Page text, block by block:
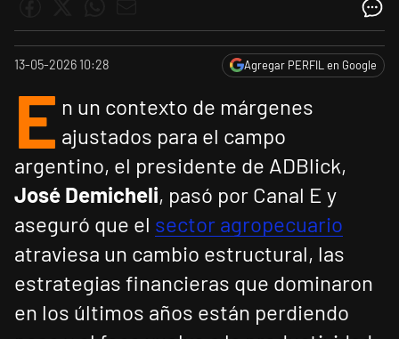
13-05-2026 10:28 Agregar PERFIL en Google
E n un contexto de márgenes
ajustados para el campo
argentino, el presidente de ADBlick,
José Demicheli, pasó por Canal E y
aseguró que el sector agropecuario
atraviesa un cambio estructural, las
estrategias financieras que dominaron
en los últimos años están perdiendo